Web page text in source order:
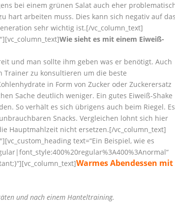
bei einem grünen Salat auch eher
hart arbeiten muss. Dies kann sich negativ auf
sehr wichtig ist.[/vc_column_text]
Wie sieht es mit einem Eiweiß-
und man sollte ihm geben was er benötigt. Auch
zu konsultieren um die beste
in Form von Zucker oder Zuckerersatz
Sache deutlich weniger. Ein gutes Eiweiß-Shake
So verhält es sich übrigens auch beim Riegel. Es
Snacks. Vergleichen lohnt sich hier
Hauptmahlzeit nicht ersetzen.[/vc_column_text]
text=“Ein Beispiel, wie es
Warmes Abendessen mit
und nach einem Hanteltraining.